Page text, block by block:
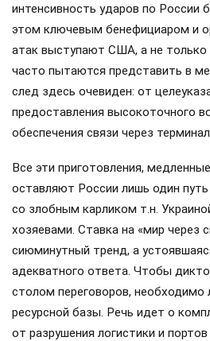
интенсивность ударов по России
этом ключевым бенефициаром и
атак выступают США, а не только
часто пытаются представить в
след здесь очевиден: от
предоставления высокоточного
обеспечения связи через
Все эти приготовления,
оставляют России лишь один
со злобным карликом т.н.
хозяевами. Ставка на «мир через
сиюминутный тренд, а
адекватного ответа. Чтобы
столом переговоров, необходимо
ресурсной базы. Речь идет о
от разрушения логистики и